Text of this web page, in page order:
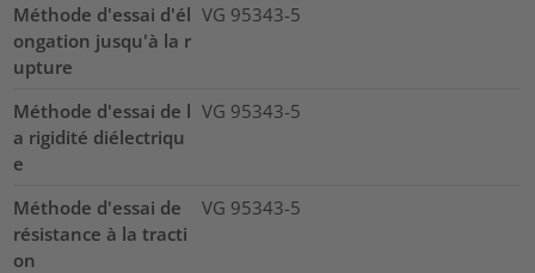
Méthode d'essai d'él
ongation jusqu'à la r
upture
VG 95343-5
Méthode d'essai de l
a rigidité diélectriqu
e
VG 95343-5
Méthode d'essai de
résistance à la tracti
on
VG 95343-5